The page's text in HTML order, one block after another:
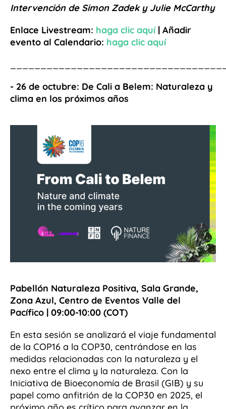
Intervención de Simon Zadek y Julie McCarthy
Enlace Livestream: haga clic aquí| Añadir
evento al Calendario: haga clic aquí
- 26 de octubre: De Cali a Belem: Naturaleza y
clima en los próximos años
Pabellón Naturaleza Positiva, Sala Grande,
Zona Azul, Centro de Eventos Valle del
Pacífico | 09:00-10:00 (COT)
En esta sesión se analizará el viaje fundamental
de la COP16 a la COP30, centrándose en las
medidas relacionadas con la naturaleza y el
nexo entre el clima y la naturaleza. Con la
Iniciativa de Bioeconomía de Brasil (GIB) y su
papel como anfitrión de la COP30 en 2025, el